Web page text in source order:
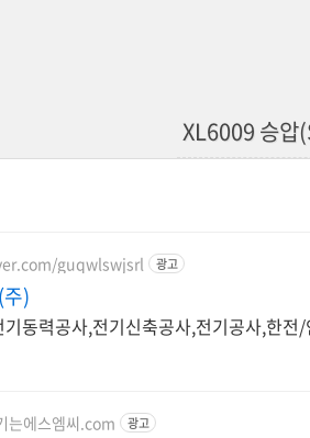
XL6009 승압
guqwlswjsrl 광고
)
동력공사,전기신축공사,전기공사,한전
에스엠씨.com 광고